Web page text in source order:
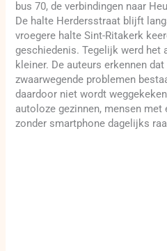
bus 70, de verbindingen naar
De halte Herdersstraat blijft
vroegere halte Sint-Ritakerk
geschiedenis. Tegelijk werd het
kleiner. De auteurs erkennen
zwaarwegende problemen
daardoor niet wordt
autoloze gezinnen, mensen met
zonder smartphone dagelijks